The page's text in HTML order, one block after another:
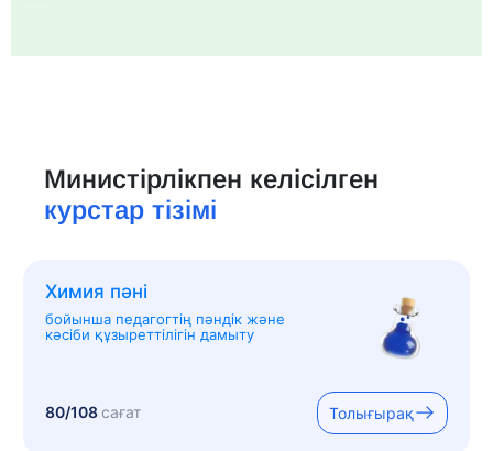
Министірлікпен келісілген
курстар тізімі
Химия пәні
бойынша педагогтің пәндік және
кәсіби құзыреттілігін дамыту
80/108сағат Толығырақ